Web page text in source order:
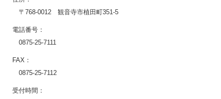
〒768-0012 観音寺市植田町351-5
電話番号：
0875-25-7111
FAX：
0875-25-7112
受付時間：